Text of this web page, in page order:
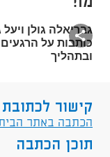
גבריאלה גולן
כותבות על
ובתהליך
קישור לכתובת
הכתבה באתר
תוכן הכתבה